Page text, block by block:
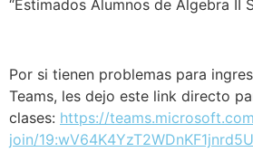
“Estimados Alumnos de Álgebra II
Por si tienen problemas para
Teams, les dejo este link directo
clases: https://
join/